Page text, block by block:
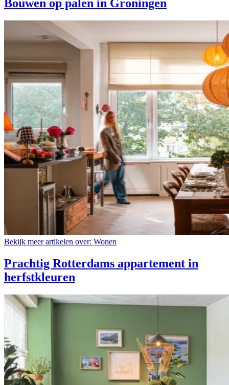
Bouwen op palen in Groningen
Bekijk meer artikelen over: Wonen
Prachtig Rotterdams appartement in
herfstkleuren